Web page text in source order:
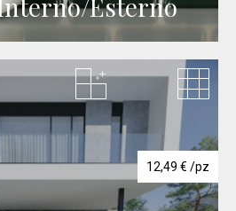
12,49 € /pz